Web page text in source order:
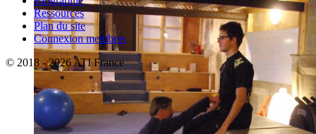
Ressources
Plan du site
Connexion membres
© 2018 - 2026 ATI France